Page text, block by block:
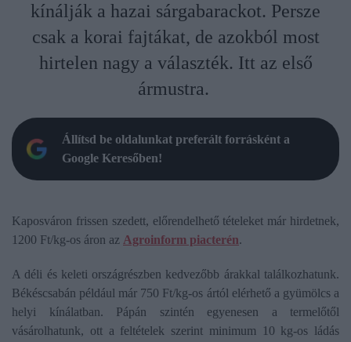
kínálják a hazai sárgabarackot. Persze
csak a korai fajtákat, de azokból most
hirtelen nagy a választék. Itt az első
ármustra.
Állítsd be oldalunkat preferált forrásként a
Google Keresőben!
Kaposváron frissen szedett, előrendelhető tételeket már hirdetnek,
1200 Ft/kg-os áron az Agroinform piacterén.
A déli és keleti országrészben kedvezőbb árakkal találkozhatunk.
Békéscsabán például már 750 Ft/kg-os ártól elérhető a gyümölcs a
helyi kínálatban. Pápán szintén egyenesen a termelőtől
vásárolhatunk, ott a feltételek szerint minimum 10 kg-os ládás